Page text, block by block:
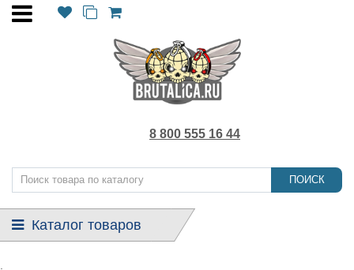
8 800 555 16 44
ПОИСК
Каталог товаров